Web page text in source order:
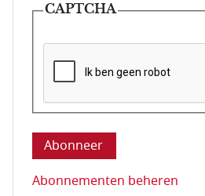
CAPTCHA
Deze vraag is om te
Abonnementen beheren